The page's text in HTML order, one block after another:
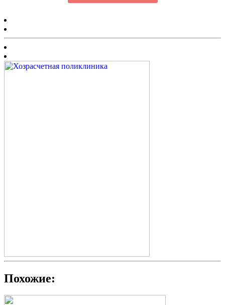
Похожие: